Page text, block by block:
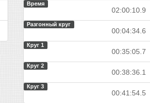
Время
02:00:10.9
Разгонный круг
00:04:34.6
Круг 1
00:35:05.7
Круг 2
00:38:36.1
Круг 3
00:41:54.5